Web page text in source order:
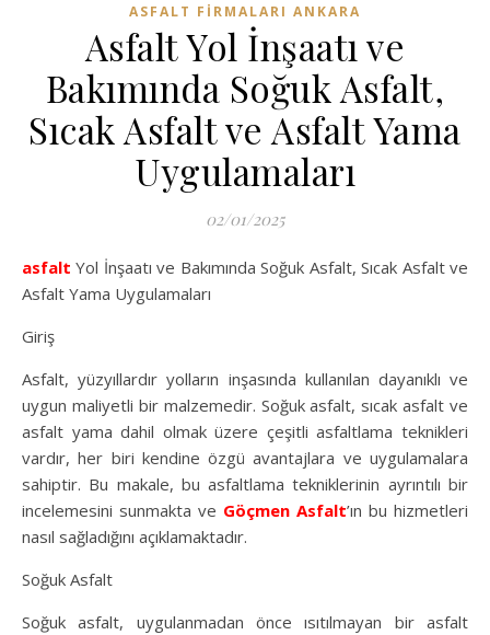
ASFALT FIRMALARI ANKARA
Asfalt Yol İnşaatı ve
Bakımında Soğuk Asfalt,
Sıcak Asfalt ve Asfalt Yama
Uygulamaları
02/01/2025
asfalt Yol İnşaatı ve Bakımında Soğuk Asfalt, Sıcak Asfalt ve
Asfalt Yama Uygulamaları
Giriş
Asfalt, yüzyıllardır yolların inşasında kullanılan dayanıklı ve
uygun maliyetli bir malzemedir. Soğuk asfalt, sıcak asfalt ve
asfalt yama dahil olmak üzere çeşitli asfaltlama teknikleri
vardır, her biri kendine özgü avantajlara ve uygulamalara
sahiptir. Bu makale, bu asfaltlama tekniklerinin ayrıntılı bir
incelemesini sunmakta ve Göçmen Asfalt’ın bu hizmetleri
nasıl sağladığını açıklamaktadır.
Soğuk Asfalt
Soğuk asfalt, uygulanmadan önce ısıtılmayan bir asfalt